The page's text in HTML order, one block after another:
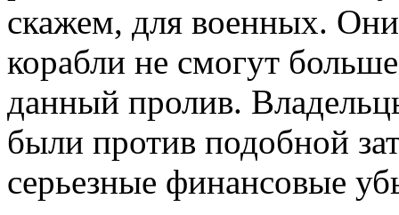
скажем, для военных.
корабли не смогут
данный пролив.
были против подобной
серьезные финансовые